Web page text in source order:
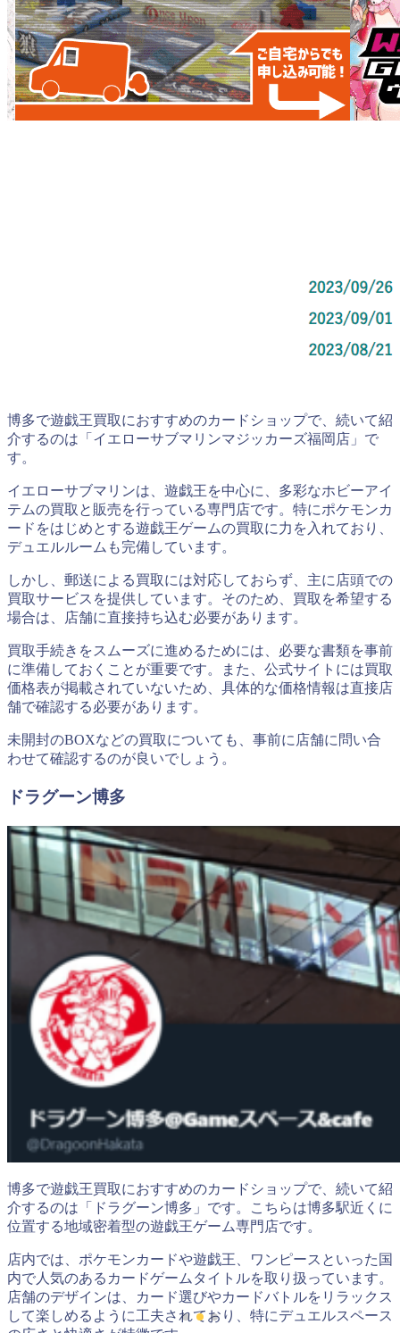
博多で遊戯王買取におすすめのカードショップで、続いて紹
介するのは「イエローサブマリンマジッカーズ福岡店」で
す。
イエローサブマリンは、遊戯王を中心に、多彩なホビーアイ
テムの買取と販売を行っている専門店です。特にポケモンカ
ードをはじめとする遊戯王ゲームの買取に力を入れており、
デュエルルームも完備しています。
しかし、郵送による買取には対応しておらず、主に店頭での
買取サービスを提供しています。そのため、買取を希望する
場合は、店舗に直接持ち込む必要があります。
買取手続きをスムーズに進めるためには、必要な書類を事前
に準備しておくことが重要です。また、公式サイトには買取
価格表が掲載されていないため、具体的な価格情報は直接店
舗で確認する必要があります。
未開封のBOXなどの買取についても、事前に店舗に問い合
わせて確認するのが良いでしょう。
ドラグーン博多
博多で遊戯王買取におすすめのカードショップで、続いて紹
介するのは「ドラグーン博多」です。こちらは博多駅近くに
位置する地域密着型の遊戯王ゲーム専門店です。
店内では、ポケモンカードや遊戯王、ワンピースといった国
内で人気のあるカードゲームタイトルを取り扱っています。
店舗のデザインは、カード選びやカードバトルをリラックス
して楽しめるように工夫されており、特にデュエルスペース